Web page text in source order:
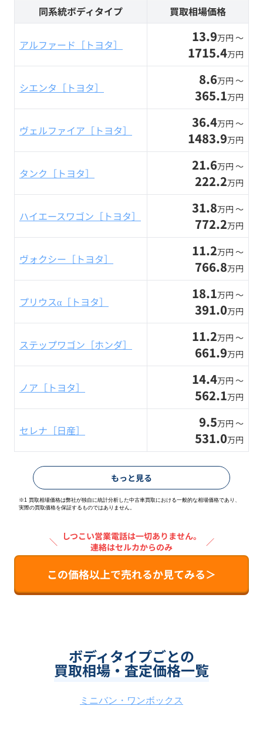
同系統ボディタイプ 買取相場価格
アルファード［トヨタ］ 13.9万円 〜
1715.4万円
シエンタ［トヨタ］ 8.6万円 〜
365.1万円
ヴェルファイア［トヨタ］ 36.4万円 〜
1483.9万円
タンク［トヨタ］ 21.6万円 〜
222.2万円
ハイエースワゴン［トヨタ］ 31.8万円 〜
772.2万円
ヴォクシー［トヨタ］ 11.2万円 〜
766.8万円
プリウスα［トヨタ］ 18.1万円 〜
391.0万円
ステップワゴン［ホンダ］ 11.2万円 〜
661.9万円
ノア［トヨタ］ 14.4万円 〜
562.1万円
セレナ［日産］ 9.5万円 〜
531.0万円
もっと見る
※1 買取相場価格は弊社が独自に統計分析した中古車買取における一般的な相場価格であり、
実際の買取価格を保証するものではありません。
＼
しつこい営業電話は一切ありません。
連絡はセルカからのみ
／
この価格以上で売れるか見てみる＞
ボディタイプごとの
買取相場・査定価格一覧
ミニバン・ワンボックス